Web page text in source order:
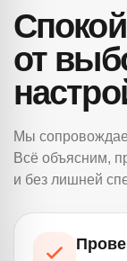
от
Мы
Всё объясним,
и без лишней